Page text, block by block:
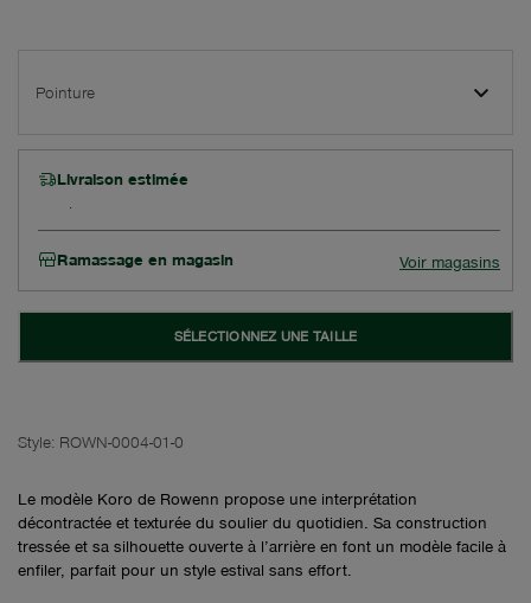
Pointure
Livraison estimée
Ramassage en magasin Voir magasins
SÉLECTIONNEZ UNE TAILLE
Style: ROWN-0004-01-0
Le modèle Koro de Rowenn propose une interprétation
décontractée et texturée du soulier du quotidien. Sa construction
tressée et sa silhouette ouverte à l’arrière en font un modèle facile à
enfiler, parfait pour un style estival sans effort.